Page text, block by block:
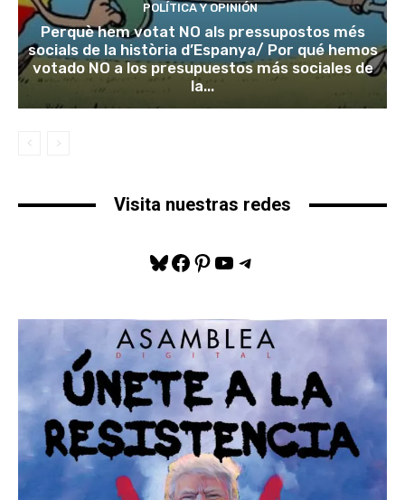
POLÍTICA Y OPINIÓN
Perquè hem votat NO als pressupostos més
socials de la història d’Espanya/ Por qué hemos
votado NO a los presupuestos más sociales de
la...
Visita nuestras redes
Bluesky
Facebook
Pinterest
YouTube
Telegram